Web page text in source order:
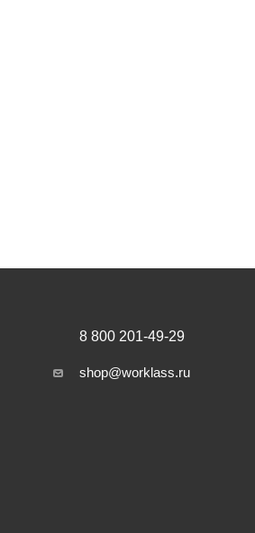
8 800 201-49-29
shop@worklass.ru